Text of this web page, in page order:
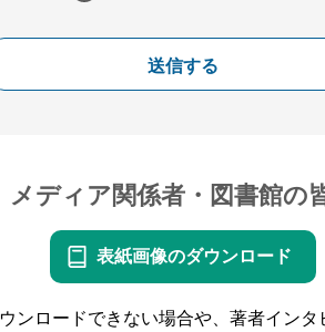
送信する
メディア関係者・図書館の
表紙画像のダウンロード
ンロードできない場合や、著者イン